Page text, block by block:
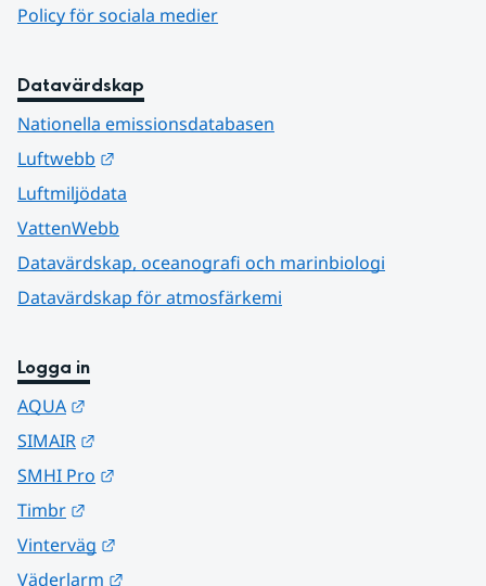
Policy för sociala medier
Datavärdskap
Nationella emissionsdatabasen
Luftwebb
Luftmiljödata
VattenWebb
Datavärdskap, oceanografi och marinbiologi
Datavärdskap för atmosfärkemi
Logga in
AQUA
SIMAIR
SMHI Pro
Timbr
Vinterväg
Väderlarm